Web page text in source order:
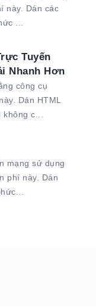
này. Dán các
...
Tuyến
Nhanh Hơn
công cụ
Dán HTML
không c...
mạng sử dụng
phí này. Dán